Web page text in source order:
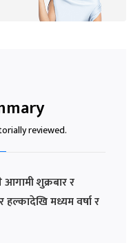
reviewed.
शुक्रबार र
हल्कादेखि मध्यम वर्षा र